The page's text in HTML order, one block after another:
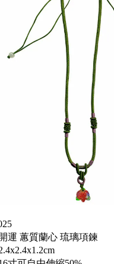
運 蕙質蘭心 琉璃項鍊